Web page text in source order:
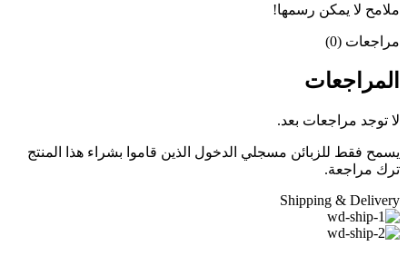
ملامح لا يمكن رسمها!
مراجعات (0)
المراجعات
لا توجد مراجعات بعد.
يسمح فقط للزبائن مسجلي الدخول الذين قاموا بشراء هذا المنتج
ترك مراجعة.
Shipping & Delivery